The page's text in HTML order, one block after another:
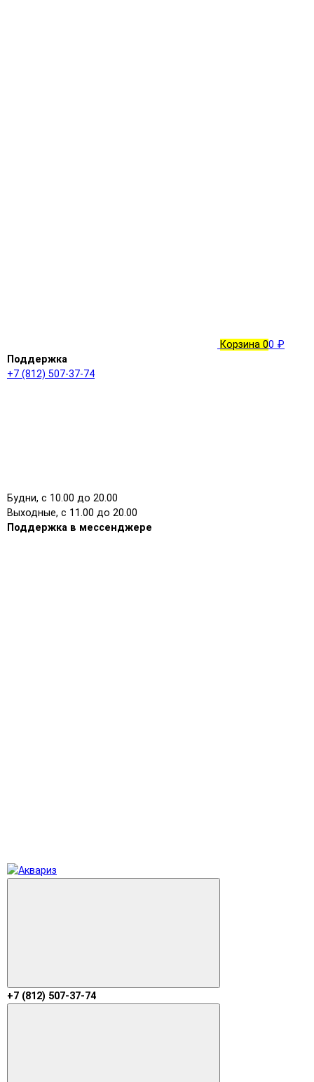
Корзина 00 ₽
Поддержка
+7 (812) 507-37-74
Будни, с 10.00 до 20.00
Выходные, с 11.00 до 20.00
Поддержка в мессенджере
+7 (812) 507-37-74